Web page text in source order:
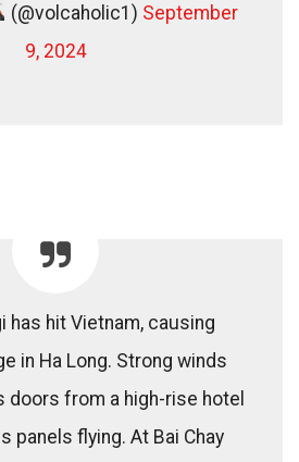
(@volcaholic1) September
9, 2024
has hit Vietnam, causing
in Ha Long. Strong winds
doors from a high-rise hotel
panels flying. At Bai Chay